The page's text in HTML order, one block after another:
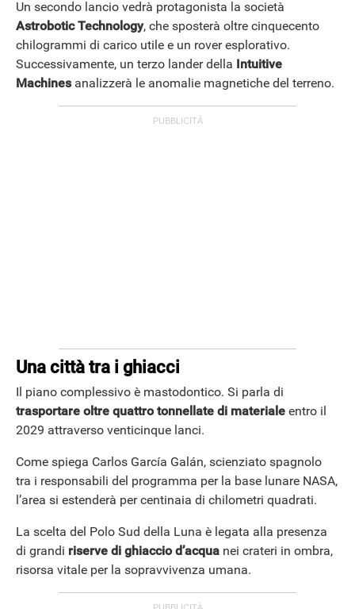
Un secondo lancio vedrà protagonista la società
Astrobotic Technology, che sposterà oltre cinquecento
chilogrammi di carico utile e un rover esplorativo.
Successivamente, un terzo lander della Intuitive
Machinesanalizzerà le anomalie magnetiche del terreno.
Una città tra i ghiacci
Il piano complessivo è mastodontico. Si parla di
trasportare oltre quattro tonnellate di materiale entro il
2029 attraverso venticinque lanci.
Come spiega Carlos García Galán, scienziato spagnolo
tra i responsabili del programma per la base lunare NASA,
l’area si estenderà per centinaia di chilometri quadrati.
La scelta del Polo Sud della Luna è legata alla presenza
di grandi riserve di ghiaccio d’acqua nei crateri in ombra,
risorsa vitale per la sopravvivenza umana.